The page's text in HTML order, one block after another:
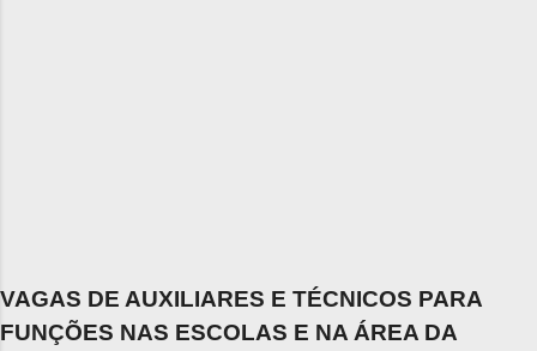
VAGAS DE AUXILIARES E TÉCNICOS PARA
FUNÇÕES NAS ESCOLAS E NA ÁREA DA